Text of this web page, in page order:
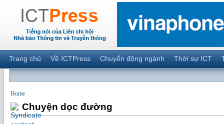
Trang chủ Về ICTPress Chuyển động ngành Thời sự ICT
Home
Chuyện dọc đường